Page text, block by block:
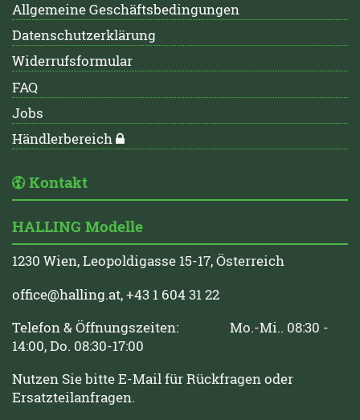
Allgemeine Geschäftsbedingungen
Datenschutzerklärung
Widerrufsformular
FAQ
Jobs
Händlerbereich
Kontakt
HALLING Modelle
1230 Wien, Leopoldigasse 15-17, Österreich
office@halling.at, +43 1 604 31 22
Telefon & Öffnungszeiten: Mo.-Mi.. 08:30 -
14:00, Do. 08:30-17:00
Nutzen Sie bitte E-Mail für Rückfragen oder
Ersatzteilanfragen.